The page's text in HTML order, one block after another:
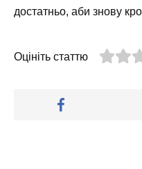
достатньо, аби знову
Оцініть статтю